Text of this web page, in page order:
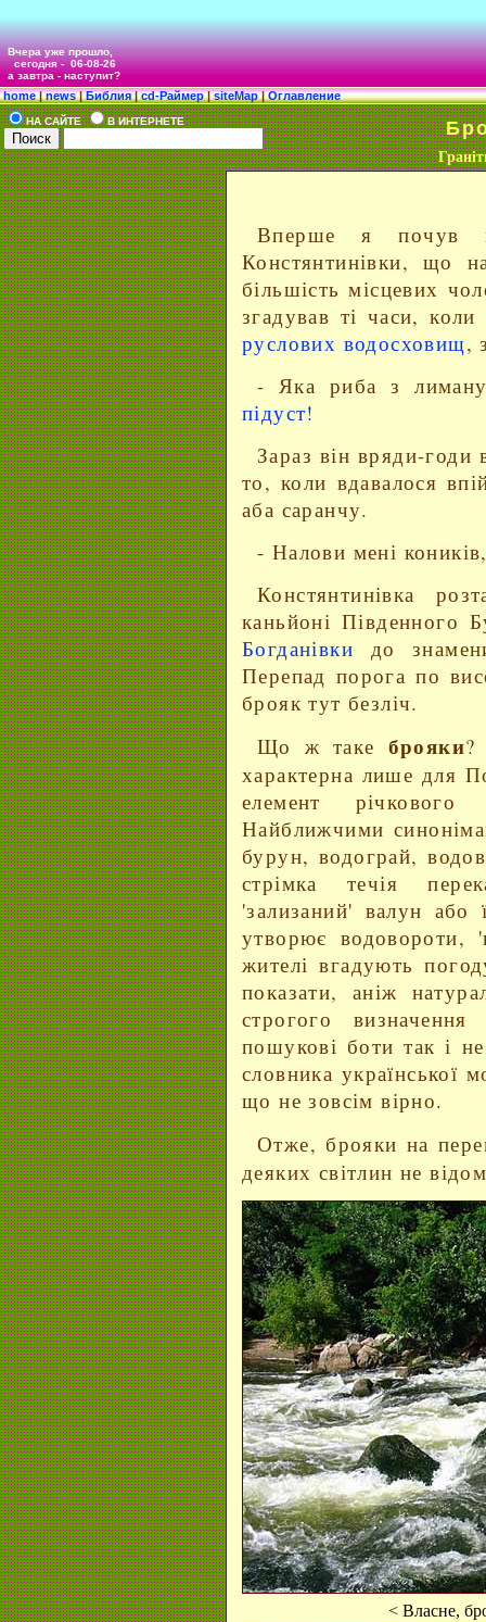
Вчера уже прошло,
сегодня -06-08-26
а завтра - наступит?
home|news|Библия|cd-Раймер|siteMap|Оглавление
НА САЙТЕ В ИНТЕРНЕТЕ
Вперше я почув
Констянтинівки, що
більшість місцевих
згадував ті часи,
руслових водосховищ,
- Яка риба з
підуст!
Зараз він вряди-годи
то, коли вдавалося
аба саранчу.
- Налови мені
Констянтинівка
каньйоні Південного
Богданівки до
Перепад порога по
брояк тут безліч.
Що ж таке брояки?
характерна лише для
елемент
Найближчими
бурун, водограй,
стрімка течія
'зализаний' валун
утворює водовороти,
жителі вгадують
показати, аніж
строгого
пошукові боти так і
словника української
що не зовсім вірно.
Отже, брояки на
деяких світлин не
< Власне,